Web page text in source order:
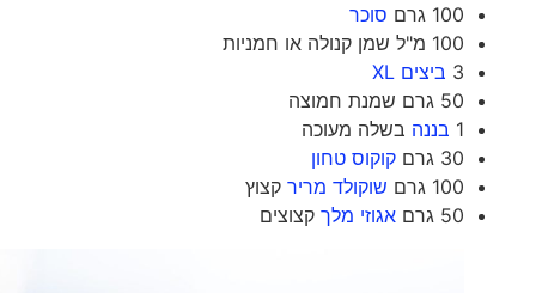
100 גרם
סוכר
100 מ"ל שמן קנולה או חמניות
3
ביצים XL
50 גרם שמנת חמוצה
1
בננהבשלה מעוכה
30 גרם
קוקוס טחון
100 גרם
שוקולד מרירקצוץ
50 גרם
אגוזי מלךקצוצים